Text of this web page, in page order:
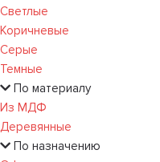
Светлые
Коричневые
Серые
Темные
По материалу
Из МДФ
Деревянные
По назначению